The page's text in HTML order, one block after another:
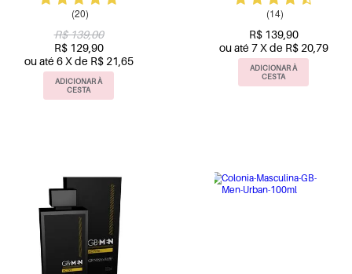
(20)
R$ 139,00
R$ 129,90
ou até 6 X de R$ 21,65
ADICIONAR À
CESTA
(14)
R$ 139,90
ou até 7 X de R$ 20,79
ADICIONAR À
CESTA